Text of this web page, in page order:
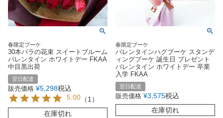
春限定ブーケ
30本バラの花束 スイートブルーム
バレンタイン ホワイトデー FKAA
中目黒出荷
翌日配達
販売価格 ¥5,298税込
5.00 （1 ）
在庫切れ
春限定ブーケ
バレンタインハグブーケ スタンデ
ィングブーケ 誕生日 プレゼント
バレンタイン ホワイトデー 卒業
入学 FKAA
翌日配達
販売価格 ¥3,575税込
在庫切れ